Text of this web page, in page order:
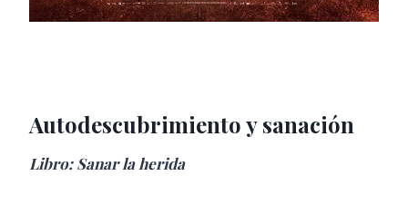
Autodescubrimiento y sanación
Libro: Sanar la herida